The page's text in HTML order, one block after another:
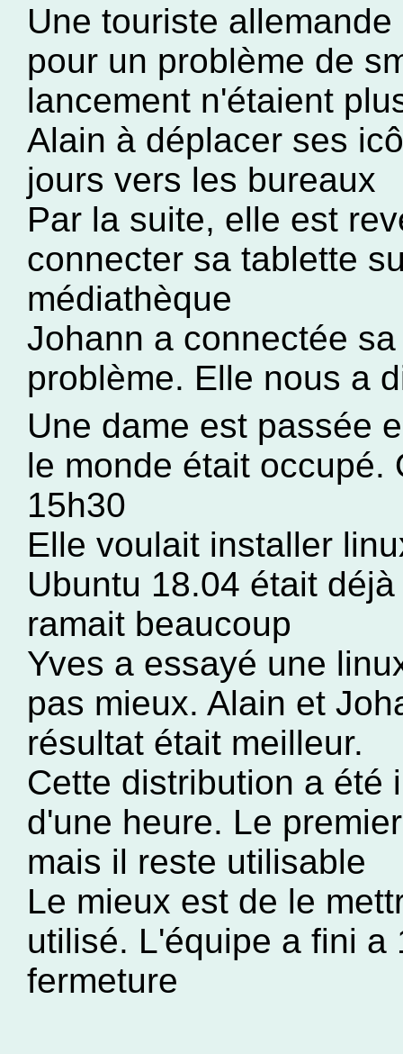
Une touriste
pour un problème de
lancement n'étaient
Alain à déplacer ses
jours vers les bureaux
Par la suite, elle est
connecter sa tablette
médiathèque
Johann a connectée
problème. Elle nous a
Une dame est passée
le monde était occupé.
15h30
Elle voulait installer
Ubuntu 18.04 était
ramait beaucoup
Yves a essayé une
pas mieux. Alain et
résultat était meilleur.
Cette distribution a été
d'une heure. Le
mais il reste utilisable
Le mieux est de le
utilisé. L'équipe a fini a
fermeture